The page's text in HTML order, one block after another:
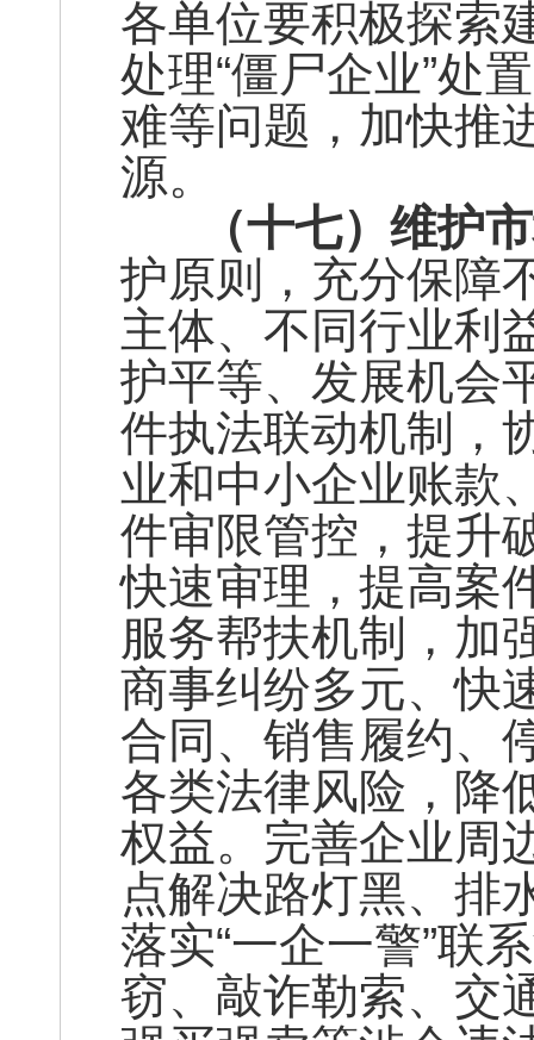
各单位要积极探索
处理“僵尸企业”处
难等问题，加快推
源。
（十七）维护市
护原则，充分保障
主体、不同行业利
护平等、发展机会
件执法联动机制，
业和中小企业账款
件审限管控，提升
快速审理，提高案
服务帮扶机制，加
商事纠纷多元、快
合同、销售履约、
各类法律风险，降
权益。完善企业周
点解决路灯黑、排
落实“一企一警”联
窃、敲诈勒索、交